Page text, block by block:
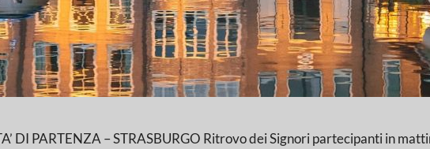
DI PARTENZA – STRASBURGO Ritrovo dei Signori partecipanti in